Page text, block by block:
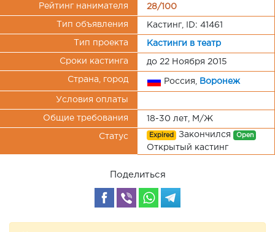
Рейтинг нанимателя 28/100
Тип объявления Кастинг, ID: 41461
Тип проекта Кастинги в театр
Сроки кастинга до 22 Ноября 2015
Страна, город Россия, Воронеж
Условия оплаты
Общие требования 18-30 лет, М/Ж
Статус Expired Закончился Open
Открытый кастинг
Поделиться